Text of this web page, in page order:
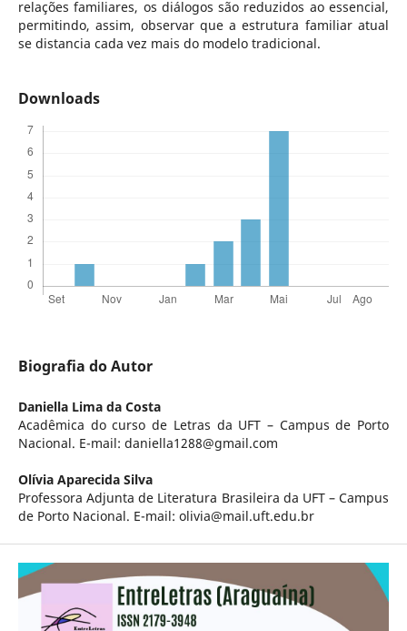
relações familiares, os diálogos são reduzidos ao essencial,
permitindo, assim, observar que a estrutura familiar atual
se distancia cada vez mais do modelo tradicional.
Downloads
Biografia do Autor
Daniella Lima da Costa
Acadêmica do curso de Letras da UFT – Campus de Porto
Nacional. E-mail: daniella1288@gmail.com
Olívia Aparecida Silva
Professora Adjunta de Literatura Brasileira da UFT – Campus
de Porto Nacional. E-mail: olivia@mail.uft.edu.br